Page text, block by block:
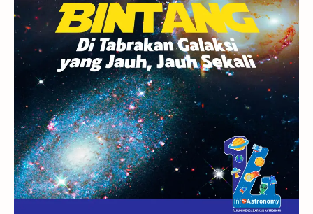
Astrofotografi
Stasiun Luar Angkasa Internasional
Gugus Bintang Menarik Dibaca
Venus Pluto Galaksi Kerdil
Gambar Harian Titan
Bintang Neutron Hubble Tips